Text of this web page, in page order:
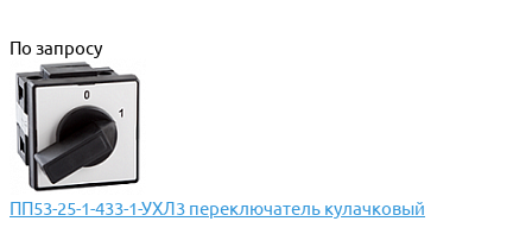
По запросу
ПП53-25-1-433-1-УХЛ3 переключатель кулачковый